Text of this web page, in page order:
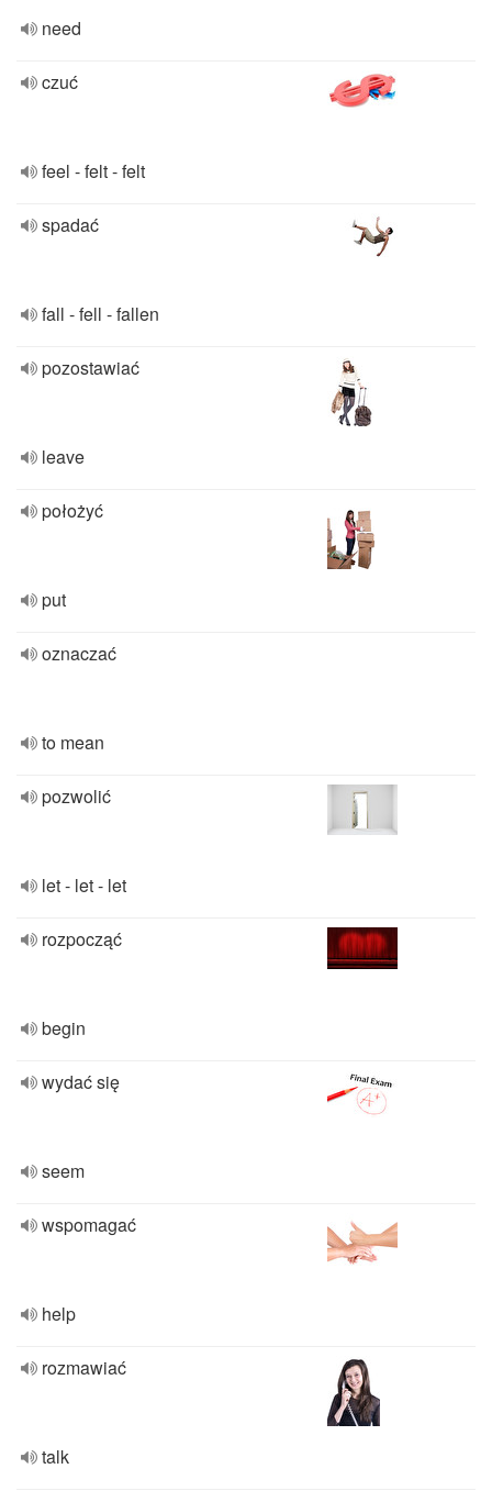
need
czuć
feel - felt - felt
spadać
fall - fell - fallen
pozostawiać
leave
położyć
put
oznaczać
to mean
pozwolić
let - let - let
rozpocząć
begin
wydać się
seem
wspomagać
help
rozmawiać
talk